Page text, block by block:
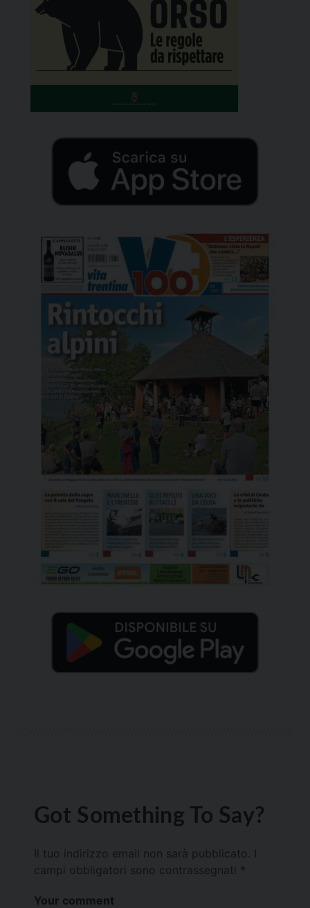
Got Something To Say?
Il tuo indirizzo email non sarà pubblicato.
campi obbligatori sono contrassegnati *
Your comment